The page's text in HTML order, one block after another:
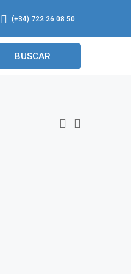
(+34) 722 26 08 50
BUSCAR